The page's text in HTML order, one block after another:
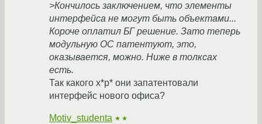
>Кончилось заключением, что элементы
интерфейса не могут быть объектами...
Короче оплатил БГ решение. Зато теперь
модульную ОС патентуют, это,
оказывается, можно. Ниже в толксах
есть.
Так какого х*р* они запатентовали
интерфейс нового офиса?
Motiv_studenta ★★